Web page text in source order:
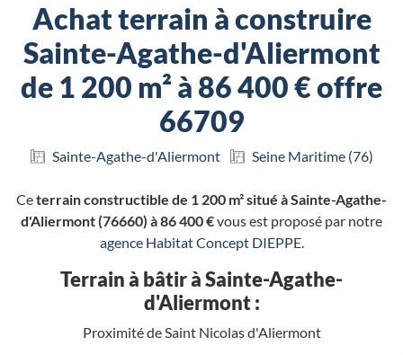
Achat terrain à construire
Sainte-Agathe-d'Aliermont
de 1 200 m² à 86 400 € offre
66709
Sainte-Agathe-d'Aliermont Seine Maritime (76)
Ceterrain constructible de 1 200 m² situé à Sainte-Agathe-
d'Aliermont (76660) à 86 400 €vous est proposé par notre
agence Habitat Concept DIEPPE.
Terrain à bâtir à Sainte-Agathe-
d'Aliermont :
Proximité de Saint Nicolas d'Aliermont